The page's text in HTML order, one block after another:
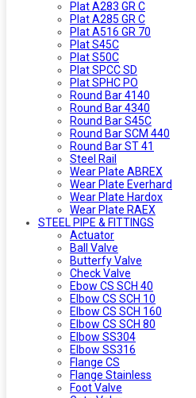
Plat A283 GR C
Plat A285 GR C
Plat A516 GR 70
Plat S45C
Plat S50C
Plat SPCC SD
Plat SPHC PO
Round Bar 4140
Round Bar 4340
Round Bar S45C
Round Bar SCM 440
Round Bar ST 41
Steel Rail
Wear Plate ABREX
Wear Plate Everhard
Wear Plate Hardox
Wear Plate RAEX
STEEL PIPE & FITTINGS
Actuator
Ball Valve
Butterfy Valve
Check Valve
Ebow CS SCH 40
Elbow CS SCH 10
Elbow CS SCH 160
Elbow CS SCH 80
Elbow SS304
Elbow SS316
Flange CS
Flange Stainless
Foot Valve